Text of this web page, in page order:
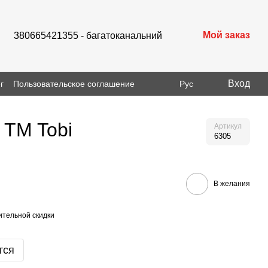
380665421355 - багатоканальний Мой заказ
Пользовательское соглашение Рус Вход
Tobi Артикул
6305
В желания
скидки